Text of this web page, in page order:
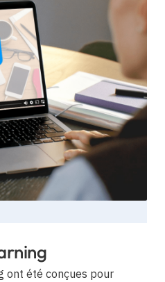
ont été conçues pour